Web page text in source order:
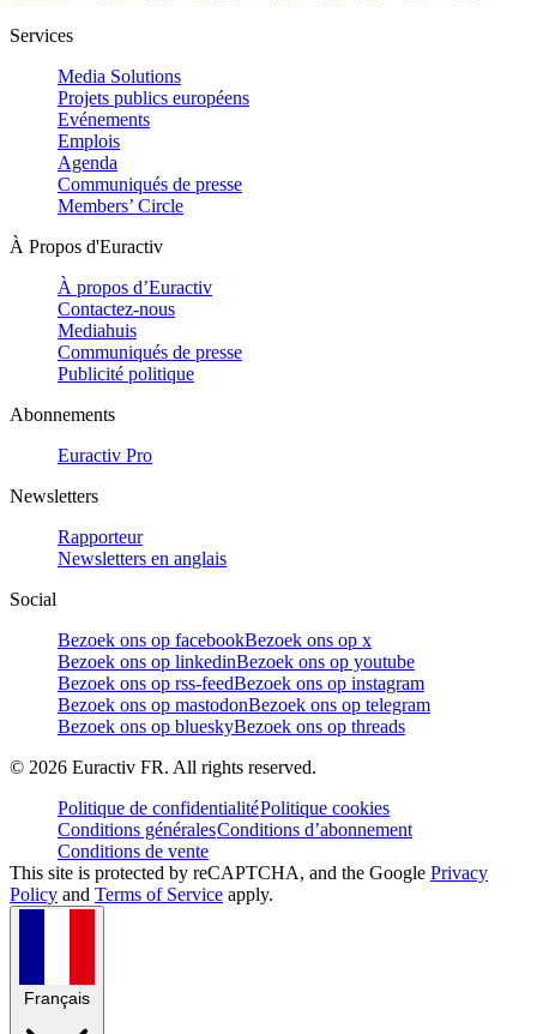
Services
Media Solutions
Projets publics européens
Evénements
Emplois
Agenda
Communiqués de presse
Members’ Circle
À Propos d'Euractiv
À propos d’Euractiv
Contactez-nous
Mediahuis
Communiqués de presse
Publicité politique
Abonnements
Euractiv Pro
Newsletters
Rapporteur
Newsletters en anglais
Social
Bezoek ons op facebookBezoek ons op x
Bezoek ons op linkedinBezoek ons op youtube
Bezoek ons op rss-feedBezoek ons op instagram
Bezoek ons op mastodonBezoek ons op telegram
Bezoek ons op blueskyBezoek ons op threads
© 2026 Euractiv FR. All rights reserved.
Politique de confidentialitéPolitique cookies
Conditions généralesConditions d’abonnement
Conditions de vente
This site is protected by reCAPTCHA, and the Google Privacy
Policy and Terms of Service apply.
Français